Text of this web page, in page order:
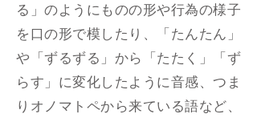
る」のようにものの形や行為の様子
を口の形で模したり、「たんたん」
や「ずるずる」から「たたく」「ず
らす」に変化したように音感、つま
りオノマトペから来ている語など、